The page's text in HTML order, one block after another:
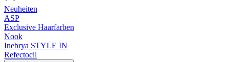
Neuheiten
ASP
Exclusive Haarfarben
Nook
Inebrya STYLE IN
Refectocil